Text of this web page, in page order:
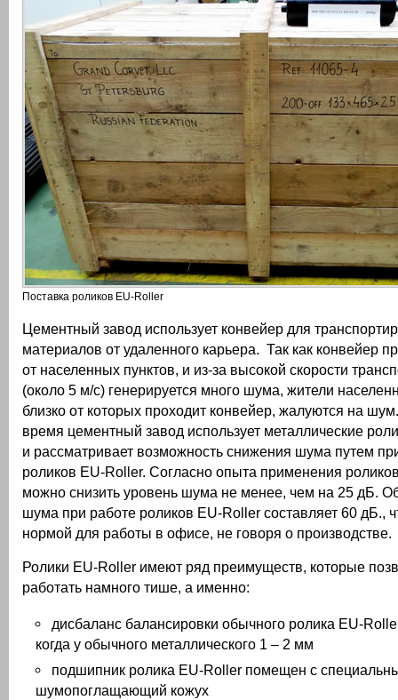
Поставка роликов EU-Roller
Цементный завод использует конвейер для
материалов от удаленного карьера. Так как конвейер
от населенных пунктов, и из-за высокой скорости
(около 5 м/с) генерируется много шума, жители
близко от которых проходит конвейер, жалуются на
время цементный завод использует металлические
и рассматривает возможность снижения шума путем
роликов EU-Roller. Согласно опыта применения
можно снизить уровень шума не менее, чем на 25 дБ.
шума при работе роликов EU-Roller составляет 60 дБ.,
нормой для работы в офисе, не говоря о производстве.
Ролики EU-Roller имеют ряд преимуществ, которые
работать намного тише, а именно:
дисбаланс балансировки обычного ролика EU-
когда у обычного металлического 1 – 2 мм
подшипник ролика EU-Roller помещен с
шумопоглащающий кожух